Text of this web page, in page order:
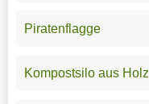
Piratenflagge
Kompostsilo aus Holz